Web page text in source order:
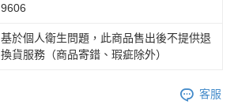
9606
基於個人衛生問題，此商品售出後不提供退
換貨服務（商品寄錯、瑕疵除外）
客服